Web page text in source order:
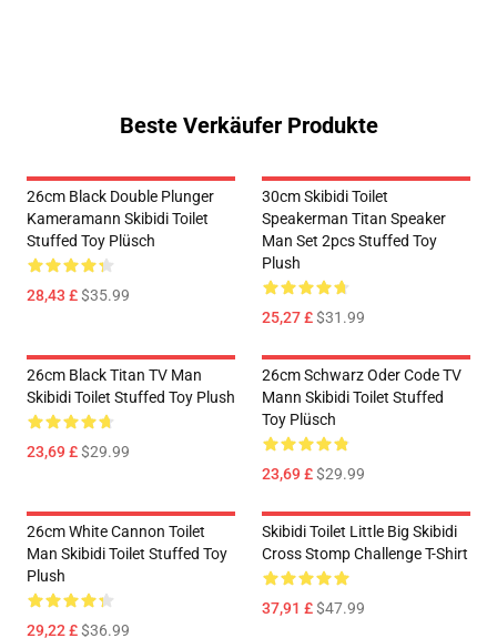
Beste Verkäufer Produkte
26cm Black Double Plunger
Kameramann Skibidi Toilet
Stuffed Toy Plüsch
28,43 £$35.99
30cm Skibidi Toilet
Speakerman Titan Speaker
Man Set 2pcs Stuffed Toy
Plush
25,27 £$31.99
26cm Black Titan TV Man
Skibidi Toilet Stuffed Toy Plush
23,69 £$29.99
26cm Schwarz Oder Code TV
Mann Skibidi Toilet Stuffed
Toy Plüsch
23,69 £$29.99
26cm White Cannon Toilet
Man Skibidi Toilet Stuffed Toy
Plush
29,22 £$36.99
Skibidi Toilet Little Big Skibidi
Cross Stomp Challenge T-Shirt
37,91 £$47.99